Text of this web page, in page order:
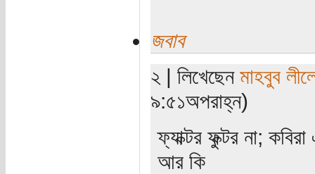
জবাব
২ | লিখেছেন মাহবুব
৯:৫১অপরাহ্ন)
ফ্যাক্টর ফুক্টর না;
আর কি